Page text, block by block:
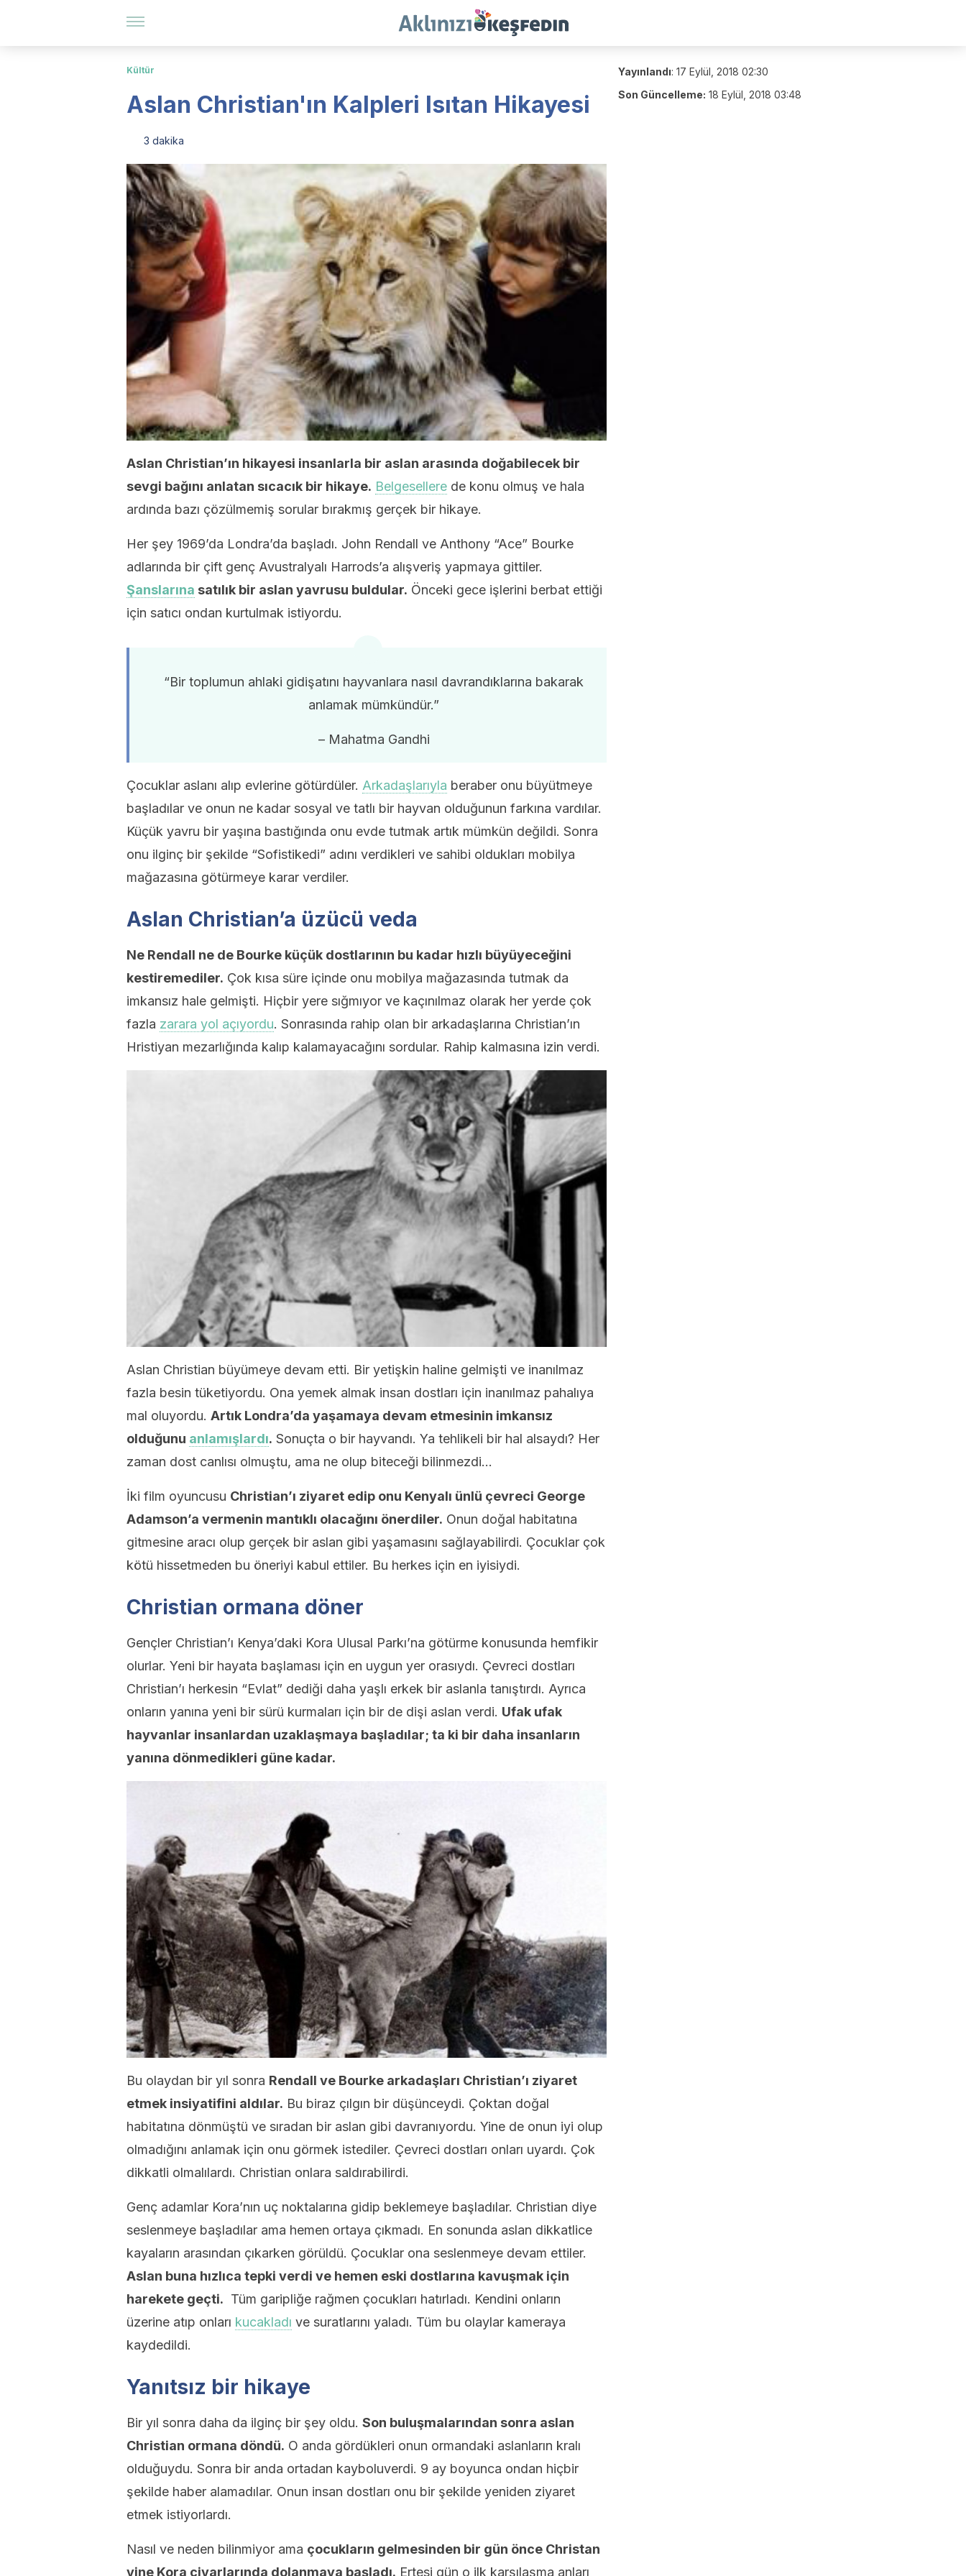
Kültür
Aslan Christian'ın Kalpleri Isıtan Hikayesi
3 dakika
Aslan Christian’ın hikayesi insanlarla bir aslan arasında doğabilecek bir
sevgi bağını anlatan sıcacık bir hikaye. Belgesellere de konu olmuş ve hala
ardında bazı çözülmemiş sorular bırakmış gerçek bir hikaye.
Her şey 1969’da Londra’da başladı. John Rendall ve Anthony “Ace” Bourke
adlarında bir çift genç Avustralyalı Harrods’a alışveriş yapmaya gittiler.
Şanslarına satılık bir aslan yavrusu buldular. Önceki gece işlerini berbat ettiği
için satıcı ondan kurtulmak istiyordu.
“Bir toplumun ahlaki gidişatını hayvanlara nasıl davrandıklarına bakarak
anlamak mümkündür.”
– Mahatma Gandhi
Çocuklar aslanı alıp evlerine götürdüler. Arkadaşlarıyla beraber onu büyütmeye
başladılar ve onun ne kadar sosyal ve tatlı bir hayvan olduğunun farkına vardılar.
Küçük yavru bir yaşına bastığında onu evde tutmak artık mümkün değildi. Sonra
onu ilginç bir şekilde “Sofistikedi” adını verdikleri ve sahibi oldukları mobilya
mağazasına götürmeye karar verdiler.
Aslan Christian’a üzücü veda
Ne Rendall ne de Bourke küçük dostlarının bu kadar hızlı büyüyeceğini
kestiremediler. Çok kısa süre içinde onu mobilya mağazasında tutmak da
imkansız hale gelmişti. Hiçbir yere sığmıyor ve kaçınılmaz olarak her yerde çok
fazla zarara yol açıyordu. Sonrasında rahip olan bir arkadaşlarına Christian’ın
Hristiyan mezarlığında kalıp kalamayacağını sordular. Rahip kalmasına izin verdi.
Aslan Christian büyümeye devam etti. Bir yetişkin haline gelmişti ve inanılmaz
fazla besin tüketiyordu. Ona yemek almak insan dostları için inanılmaz pahalıya
mal oluyordu. Artık Londra’da yaşamaya devam etmesinin imkansız
olduğunu anlamışlardı. Sonuçta o bir hayvandı. Ya tehlikeli bir hal alsaydı? Her
zaman dost canlısı olmuştu, ama ne olup biteceği bilinmezdi…
İki film oyuncusu Christian’ı ziyaret edip onu Kenyalı ünlü çevreci George
Adamson’a vermenin mantıklı olacağını önerdiler. Onun doğal habitatına
gitmesine aracı olup gerçek bir aslan gibi yaşamasını sağlayabilirdi. Çocuklar çok
kötü hissetmeden bu öneriyi kabul ettiler. Bu herkes için en iyisiydi.
Christian ormana döner
Gençler Christian’ı Kenya’daki Kora Ulusal Parkı’na götürme konusunda hemfikir
olurlar. Yeni bir hayata başlaması için en uygun yer orasıydı. Çevreci dostları
Christian’ı herkesin “Evlat” dediği daha yaşlı erkek bir aslanla tanıştırdı. Ayrıca
onların yanına yeni bir sürü kurmaları için bir de dişi aslan verdi. Ufak ufak
hayvanlar insanlardan uzaklaşmaya başladılar; ta ki bir daha insanların
yanına dönmedikleri güne kadar.
Bu olaydan bir yıl sonra Rendall ve Bourke arkadaşları Christian’ı ziyaret
etmek insiyatifini aldılar. Bu biraz çılgın bir düşünceydi. Çoktan doğal
habitatına dönmüştü ve sıradan bir aslan gibi davranıyordu. Yine de onun iyi olup
olmadığını anlamak için onu görmek istediler. Çevreci dostları onları uyardı. Çok
dikkatli olmalılardı. Christian onlara saldırabilirdi.
Genç adamlar Kora’nın uç noktalarına gidip beklemeye başladılar. Christian diye
seslenmeye başladılar ama hemen ortaya çıkmadı. En sonunda aslan dikkatlice
kayaların arasından çıkarken görüldü. Çocuklar ona seslenmeye devam ettiler.
Aslan buna hızlıca tepki verdi ve hemen eski dostlarına kavuşmak için
harekete geçti. Tüm garipliğe rağmen çocukları hatırladı. Kendini onların
üzerine atıp onları kucakladı ve suratlarını yaladı. Tüm bu olaylar kameraya
kaydedildi.
Yanıtsız bir hikaye
Bir yıl sonra daha da ilginç bir şey oldu. Son buluşmalarından sonra aslan
Christian ormana döndü. O anda gördükleri onun ormandaki aslanların kralı
olduğuydu. Sonra bir anda ortadan kayboluverdi. 9 ay boyunca ondan hiçbir
şekilde haber alamadılar. Onun insan dostları onu bir şekilde yeniden ziyaret
etmek istiyorlardı.
Nasıl ve neden bilinmiyor ama çocukların gelmesinden bir gün önce Christan
yine Kora civarlarında dolanmaya başladı. Ertesi gün o ilk karşılaşma anları
Yayınlandı: 17 Eylül, 2018 02:30
Son Güncelleme: 18 Eylül, 2018 03:48